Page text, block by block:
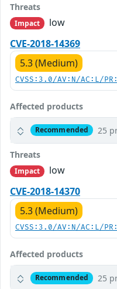
Threats
Impact
low
CVE-2018-14369
5.3 (Medium)
CVSS:3.0/AV:N/AC:L/
Affected products
Recommended 25
Threats
Impact
low
CVE-2018-14370
5.3 (Medium)
CVSS:3.0/AV:N/AC:L/
Affected products
Recommended 25